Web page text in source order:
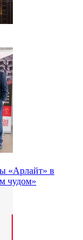
«Арлайт» в
чудом»